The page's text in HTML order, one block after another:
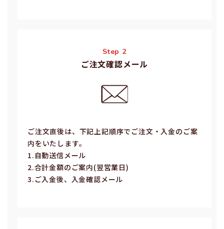
Step 2
ご注文確認メール
ご注⽂直後は、下記上記順序でご注⽂・⼊⾦のご案
内をいたします。
1.⾃動送信メール
2.合計⾦額のご案内(翌営業⽇)
3.ご⼊⾦後、⼊⾦確認メール